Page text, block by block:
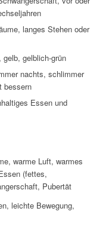
langes Stehen oder
gelblich-grün
nachts, schlimmer
bessern
Essen und
warme Luft, warmes
(fettes,
Pubertät
leichte Bewegung,